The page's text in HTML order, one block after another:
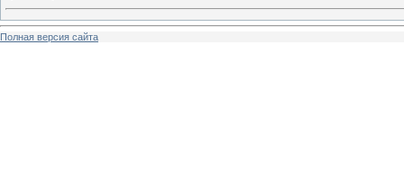
Полная версия сайта